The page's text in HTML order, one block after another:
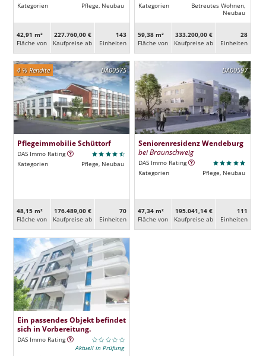
Kategorien
Pflege, Neubau
42,91 m²
Fläche von
227.760,00 €
Kaufpreise ab
143
Ein­heiten
Kategorien
Betreutes Wohnen,
Neubau
59,38 m²
Fläche von
333.200,00 €
Kaufpreise ab
28
Ein­heiten
DA00575
4 % Rendite
Pflegeimmobilie Schüttorf
DAS Immo Rating
Kategorien
Pflege, Neubau
48,15 m²
Fläche von
176.489,00 €
Kaufpreise ab
70
Ein­heiten
DA00597
Seniorenresidenz Wendeburg
bei Braunschweig
DAS Immo Rating
Kategorien
Pflege, Neubau
47,34 m²
Fläche von
195.041,14 €
Kaufpreise ab
111
Ein­heiten
Ein passendes Objekt befindet
sich in Vorbereitung.
DAS Immo Rating
Aktuell in Prüfung